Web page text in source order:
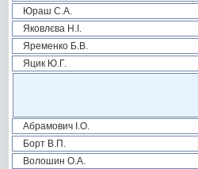
Юраш С.А.
Яковлєва Н.І.
Яременко Б.В.
Яцик Ю.Г.
Абрамович І.О.
Борт В.П.
Волошин О.А.